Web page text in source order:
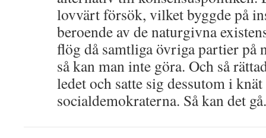
lovvärt försök, vilket byggde på
beroende av de naturgivna
flög då samtliga övriga partier på
så kan man inte göra. Och så
ledet och satte sig dessutom i knät
socialdemokraterna. Så kan det gå.